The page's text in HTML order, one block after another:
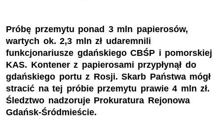
Próbę przemytu ponad 3 mln papierosów,
wartych ok. 2,3 mln zł udaremnili
funkcjonariusze gdańskiego CBŚP i pomorskiej
KAS. Kontener z papierosami przypłynął do
gdańskiego portu z Rosji. Skarb Państwa mógł
stracić na tej próbie przemytu prawie 4 mln zł.
Śledztwo nadzoruje Prokuratura Rejonowa
Gdańsk-Śródmieście.